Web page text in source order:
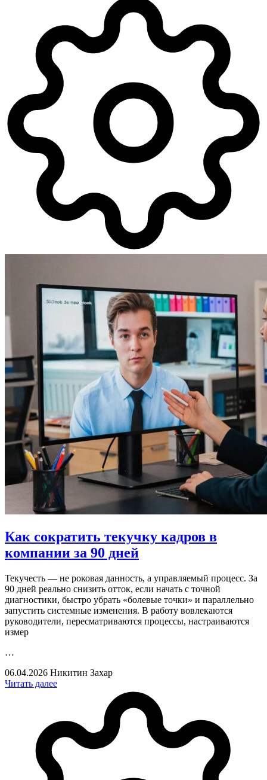
Как сократить текучку кадров в
компании за 90 дней
Текучесть — не роковая данность, а управляемый процесс. За
90 дней реально снизить отток, если начать с точной
диагностики, быстро убрать «болевые точки» и параллельно
запустить системные изменения. В работу вовлекаются
руководители, пересматриваются процессы, настраиваются
измер
…
06.04.2026 Никитин Захар
Читать далее